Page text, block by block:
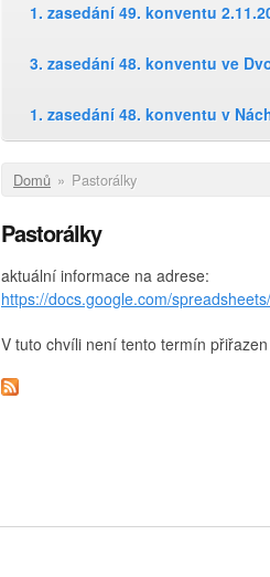
1. zasedání 49. konventu
3. zasedání 48. konventu ve
1. zasedání 48. konventu v
Jste zde
Domů » Pastorálky
Pastorálky
aktuální informace na adrese:
https://docs.google.com/
V tuto chvíli není tento termín